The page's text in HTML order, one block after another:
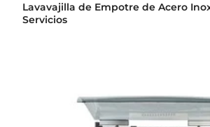
Lavavajilla de Empotre de Acero
Servicios